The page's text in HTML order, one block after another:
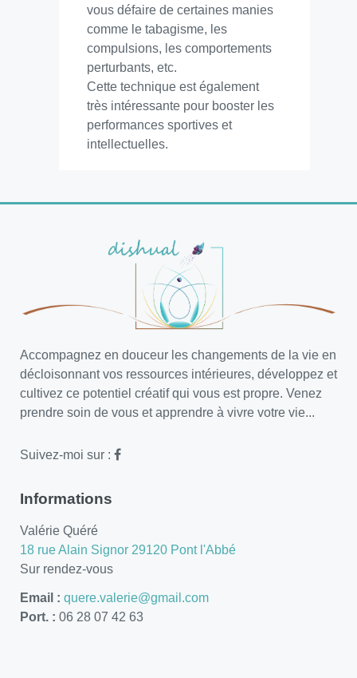
vous défaire de certaines manies
comme le tabagisme, les
compulsions, les comportements
perturbants, etc.
Cette technique est également
très intéressante pour booster les
performances sportives et
intellectuelles.
Accompagnez en douceur les changements de la vie en
décloisonnant vos ressources intérieures, développez et
cultivez ce potentiel créatif qui vous est propre. Venez
prendre soin de vous et apprendre à vivre votre vie...
Suivez-moi sur :
Informations
Valérie Quéré
18 rue Alain Signor 29120 Pont l'Abbé
Sur rendez-vous
Email : quere.valerie@gmail.com
Port. : 06 28 07 42 63